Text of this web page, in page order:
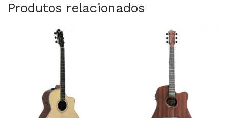
Produtos relacionados